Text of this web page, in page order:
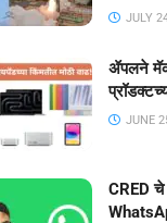
JULY
ॲपलने
JUNE
CRED